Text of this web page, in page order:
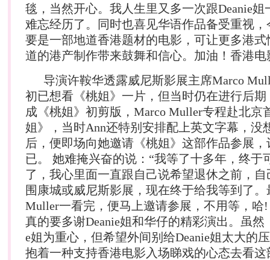
毯，当然开心。我人生里又多一次跟Deanie姐
难忘经历了。同时也喜见华语作品备受重视
要是一部地道香港题材的电影，可让更多港
道的港产制作带来鼓舞和信心。加油！香港电
导演许鞍华透露威尼斯影展主席Marco
初已想看《桃姐》一片，但当时仍在进行后
成《桃姐》初剪版，Marco Muller专程赴北京
姐》，当时Ann还特别安排配上英文字幕，没
后，便即场向她邀请《桃姐》这部作品参展，
已。 她难掩兴奋的说：“我等了十多年，终于
了，我心里面一直跟自己说希望退休之前，
围康城或威尼斯影展，现在终于给我等到了。
Muller一看完，便马上邀请参展，不用等，哈
真的要多谢Deanie姐和华仔的精彩演出。虽然
e姐为重心，但希望外间别给Deanie姐太大的
抱着一种支持香港电影入场睇戏的心态去看